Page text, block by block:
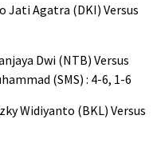
Jati Agatra (DKI) Versus
Dwi (NTB) Versus
(SMS) : 4-6, 1-6
Widiyanto (BKL) Versus